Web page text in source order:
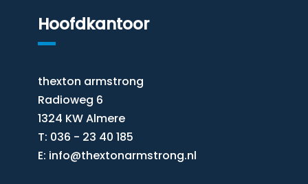
Hoofdkantoor
thexton armstrong
Radioweg 6
1324 KW Almere
T: 036 - 23 40 185
E: info@thextonarmstrong.nl